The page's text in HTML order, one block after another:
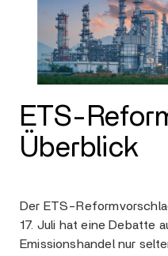
ETS-
Überblick
Der ETS-
17. Juli hat eine Debatte
Emissionshandel nur